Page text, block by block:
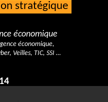
stratégique
économique
économique,
Veilles, TIC, SSI …